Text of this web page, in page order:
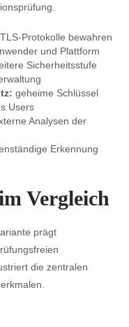
TLS-Protokolle bewahren
und Plattform
Sicherheitsstufe
geheime Schlüssel
Users
Analysen der
Erkennung
Vergleich
prägt
die zentralen